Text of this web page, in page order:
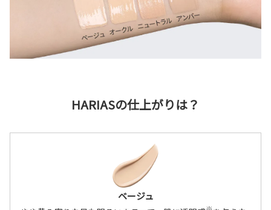
HARIASの仕上がりは？
ベージュ